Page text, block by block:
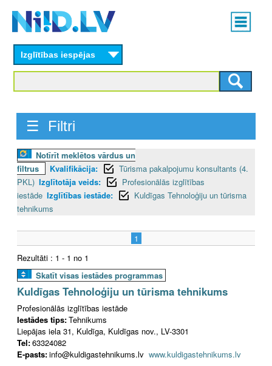
content
Main
menu
Izglītības iespējas
☰ Filtri
Notīrīt meklētos vārdus un
filtrus
Kvalifikācija:
Tūrisma pakalpojumu konsultants (4.
PKL) Izglītotāja veids:
Profesionālās izglītības
iestāde Izglītības iestāde:
Kuldīgas Tehnoloģiju un tūrisma
tehnikums
1
Rezultāti : 1 - 1 no 1
Skatīt visas iestādes programmas
Kuldīgas Tehnoloģiju un tūrisma tehnikums
Profesionālās izglītības iestāde
Iestādes tips:Tehnikums
Liepājas iela 31, Kuldīga, Kuldīgas nov., LV-3301
Tel:63324082
E-pasts:info@kuldigastehnikums.lv www.kuldigastehnikums.lv